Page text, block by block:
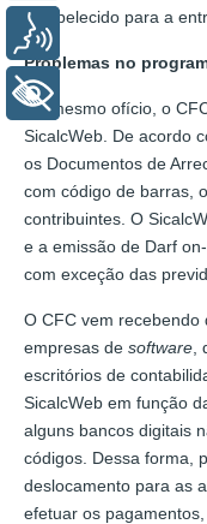
estabelecido para a
Problemas no
No mesmo ofício, o
SicalcWeb. De acordo
os Documentos de
com código de barras,
contribuintes. O
e a emissão de Darf
com exceção das
O CFC vem
empresas de software
escritórios de
SicalcWeb em função
alguns bancos digitais
códigos. Dessa forma,
deslocamento para as
efetuar os